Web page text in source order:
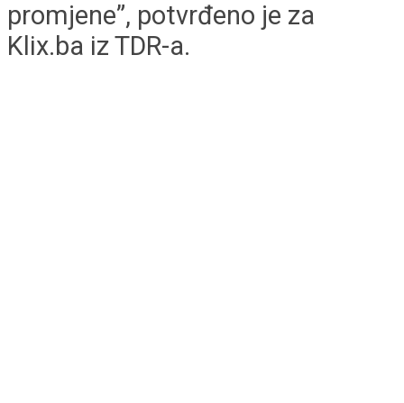
promjene”, potvrđeno je za
Klix.ba iz TDR-a.